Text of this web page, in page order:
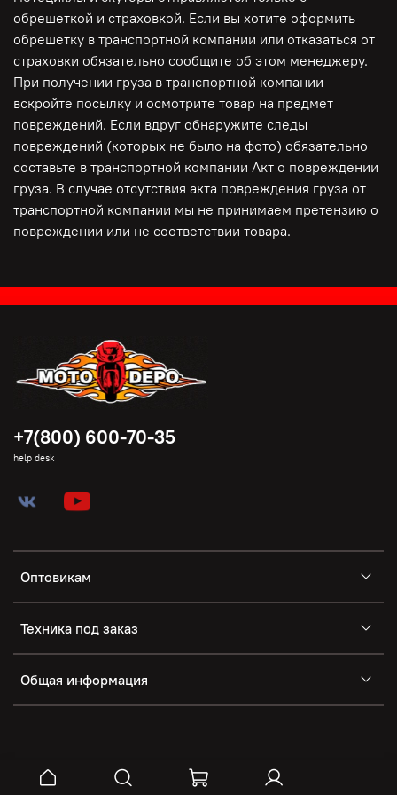
обрешеткой и страховкой. Если вы хотите оформить
обрешетку в транспортной компании или отказаться от
страховки обязательно сообщите об этом менеджеру.
При получении груза в транспортной компании
вскройте посылку и осмотрите товар на предмет
повреждений. Если вдруг обнаружите следы
повреждений (которых не было на фото) обязательно
составьте в транспортной компании Акт о повреждении
груза. В случае отсутствия акта повреждения груза от
транспортной компании мы не принимаем претензию о
повреждении или не соответствии товара.
Оптовикам
Техника под заказ
Общая информация
+7(800) 600-70-35
help desk